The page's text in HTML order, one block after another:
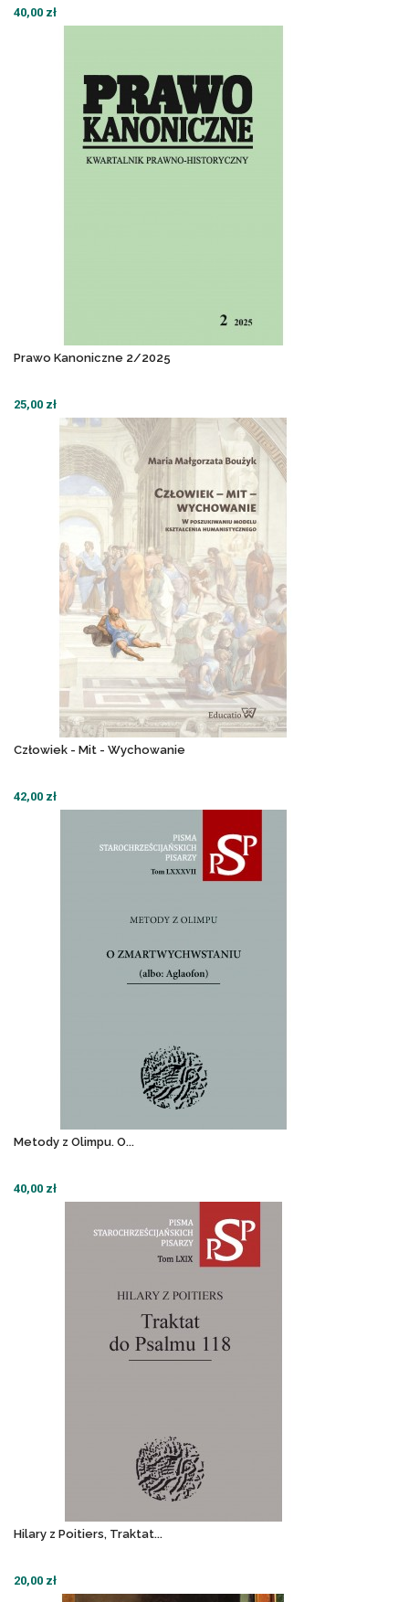
40,00 zł
Prawo Kanoniczne 2/2025
25,00 zł
Człowiek - Mit - Wychowanie
42,00 zł
Metody z Olimpu. O...
40,00 zł
Hilary z Poitiers, Traktat...
20,00 zł